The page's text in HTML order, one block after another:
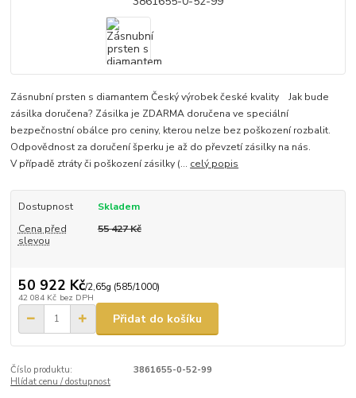
Zásnubní prsten s diamantem Český výrobek české kvality Jak bude
zásilka doručena? Zásilka je ZDARMA doručena ve speciální
bezpečnostní obálce pro ceniny, kterou nelze bez poškození rozbalit.
Odpovědnost za doručení šperku je až do převzetí zásilky na nás.
V případě ztráty či poškození zásilky (... celý popis
Dostupnost
Skladem
Cena před
slevou
55 427 Kč
50 922 Kč/2,65g (585/1000)
42 084 Kč bez DPH
Přidat do košíku
Číslo produktu:
3861655-0-52-99
Hlídat cenu / dostupnost